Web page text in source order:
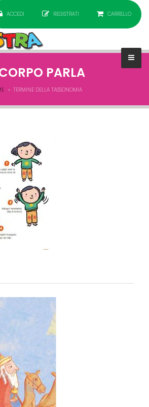
ACCEDI REGISTRATI CARRELLO
PARLA
TERMINE DELLA TASSONOMIA